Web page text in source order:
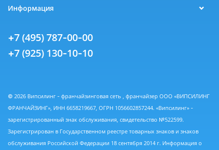
Информация
+7 (495) 787-00-00
+7 (925) 130-10-10
© 2026 Випсилинг - франчайзинговая сеть , франчайзер ООО «ВИПСИЛИНГ
ФРАНЧАЙЗИНГ», ИНН 6658219667, ОГРН 1056602857244. «Випсилинг» -
зарегистрированный знак обслуживания, свидетельство №522599.
Зарегистрирован в Государственном реестре товарных знаков и знаков
обслуживания Российской Федерации 18 сентября 2014 г. Информация о